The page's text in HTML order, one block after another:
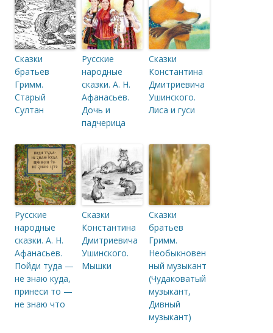
Сказки
братьев
Гримм.
Старый
Султан
Русские
народные
сказки. А. Н.
Афанасьев.
Дочь и
падчерица
Сказки
Константина
Дмитриевича
Ушинского.
Лиса и гуси
Русские
народные
сказки. А. Н.
Афанасьев.
Пойди туда —
не знаю куда,
принеси то —
не знаю что
Сказки
Константина
Дмитриевича
Ушинского.
Мышки
Сказки
братьев
Гримм.
Необыкновен
ный музыкант
(Чудаковатый
музыкант,
Дивный
музыкант)